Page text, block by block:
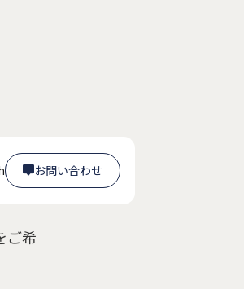
お問い合わせ
お問い合わせ
ご希